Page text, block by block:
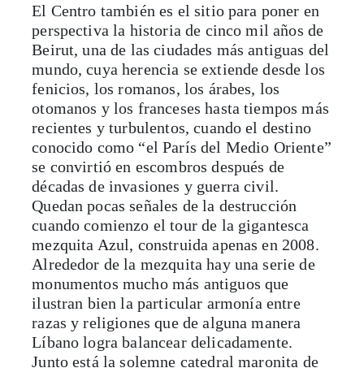
El Centro también es el sitio para poner en
perspectiva la historia de cinco mil años de
Beirut, una de las ciudades más antiguas del
mundo, cuya herencia se extiende desde los
fenicios, los romanos, los árabes, los
otomanos y los franceses hasta tiempos más
recientes y turbulentos, cuando el destino
conocido como “el París del Medio Oriente”
se convirtió en escombros después de
décadas de invasiones y guerra civil.
Quedan pocas señales de la destrucción
cuando comienzo el tour de la gigantesca
mezquita Azul, construida apenas en 2008.
Alrededor de la mezquita hay una serie de
monumentos mucho más antiguos que
ilustran bien la particular armonía entre
razas y religiones que de alguna manera
Líbano logra balancear delicadamente.
Junto está la solemne catedral maronita de